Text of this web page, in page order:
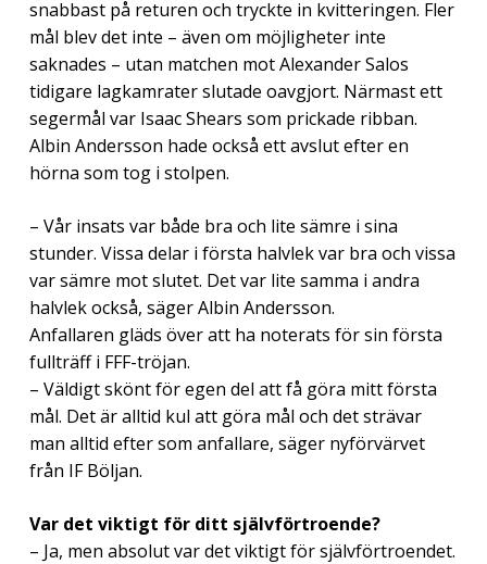
snabbast på returen och tryckte in kvitteringen. Fler
mål blev det inte – även om möjligheter inte
saknades – utan matchen mot Alexander Salos
tidigare lagkamrater slutade oavgjort. Närmast ett
segermål var Isaac Shears som prickade ribban.
Albin Andersson hade också ett avslut efter en
hörna som tog i stolpen.
– Vår insats var både bra och lite sämre i sina
stunder. Vissa delar i första halvlek var bra och vissa
var sämre mot slutet. Det var lite samma i andra
halvlek också, säger Albin Andersson.
Anfallaren gläds över att ha noterats för sin första
fullträff i FFF-tröjan.
– Väldigt skönt för egen del att få göra mitt första
mål. Det är alltid kul att göra mål och det strävar
man alltid efter som anfallare, säger nyförvärvet
från IF Böljan.
Var det viktigt för ditt självförtroende?
– Ja, men absolut var det viktigt för självförtroendet.